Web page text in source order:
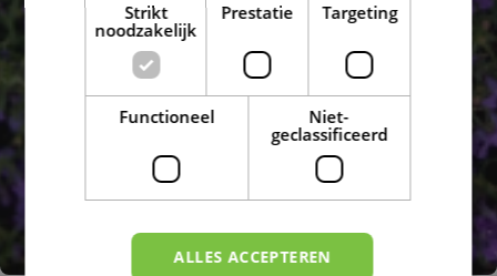
Strikt
noodzakelijk
Prestatie Targeting
Functioneel
Niet-
geclassificeerd
ALLES ACCEPTEREN